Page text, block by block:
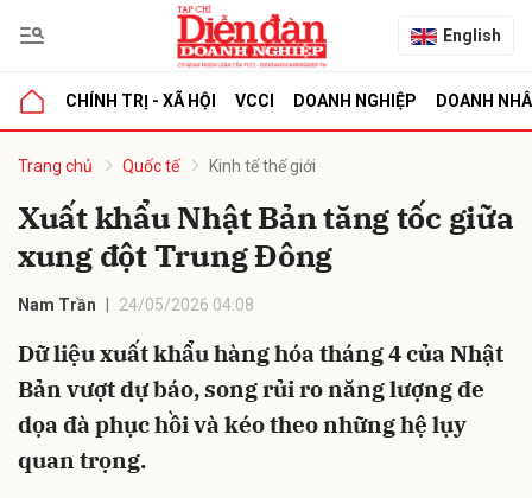
English
CHÍNH TRỊ - XÃ HỘI VCCI DOANH NGHIỆP DOANH
Trang chủ Quốc tế Kinh tế thế giới
Xuất khẩu Nhật Bản tăng tốc giữa
xung đột Trung Đông
Nam Trần 24/05/2026 04:08
Dữ liệu xuất khẩu hàng hóa tháng 4 của Nhật
Bản vượt dự báo, song rủi ro năng lượng đe
dọa đà phục hồi và kéo theo những hệ lụy
quan trọng.
luận
Hủy